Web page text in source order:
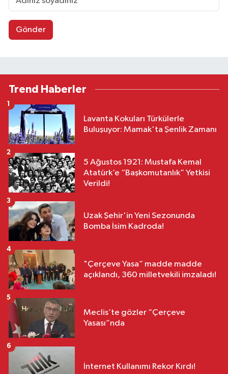
Gönder
Trend Haberler
Lavanta Kokuları Türkülerle
Buluşuyor: Mamak'ta Şenlik Zamanı
5 Ağustos 1921: Mustafa Kemal
Atatürk’e “Başkomutanlık” Yetkisi
Verildi!
2
Uzak Şehir'in Yeni Sezonunda
Bomba İsim Kadroda!
3
"Çerçeve Yasa” madde madde
açıklandı, 360 milletvekili imzaladı!
4
Meclis’te gözler “Çerçeve
Yasası”nda
5
İnternet Kullanımı Rekor Kırdı!
6